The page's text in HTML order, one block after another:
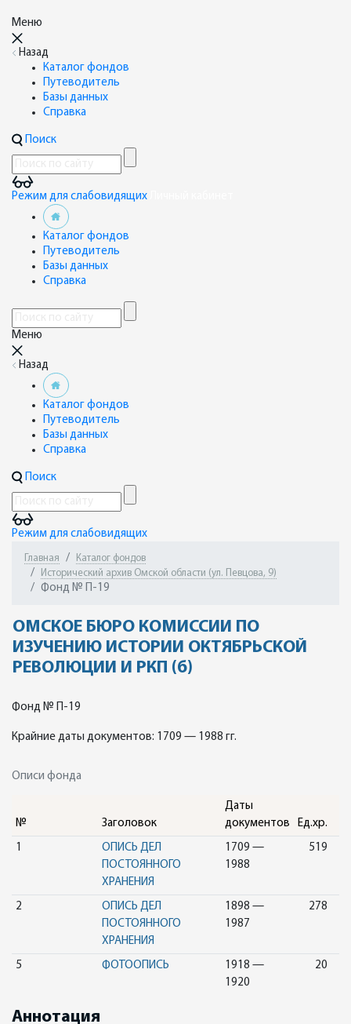
Меню
Назад
Каталог фондов
Путеводитель
Базы данных
Справка
Поиск
Режим для слабовидящих
Каталог фондов
Путеводитель
Базы данных
Справка
Меню
Назад
Каталог фондов
Путеводитель
Базы данных
Справка
Поиск
Режим для слабовидящих
Главная
Каталог фондов
Исторический архив Омской области (ул. Певцова, 9)
Фонд № П-19
ОМСКОЕ БЮРО КОМИССИИ ПО
ИЗУЧЕНИЮ ИСТОРИИ ОКТЯБРЬСКОЙ
РЕВОЛЮЦИИ И РКП (б)
Фонд № П-19
Крайние даты документов: 1709 — 1988 гг.
Описи фонда
№ Заголовок
Даты
документов
Ед.хр.
1
ОПИСЬ ДЕЛ
ПОСТОЯННОГО
ХРАНЕНИЯ
1709 —
1988
519
2
ОПИСЬ ДЕЛ
ПОСТОЯННОГО
ХРАНЕНИЯ
1898 —
1987
278
5 ФОТООПИСЬ
1918 —
1920
20
Аннотация